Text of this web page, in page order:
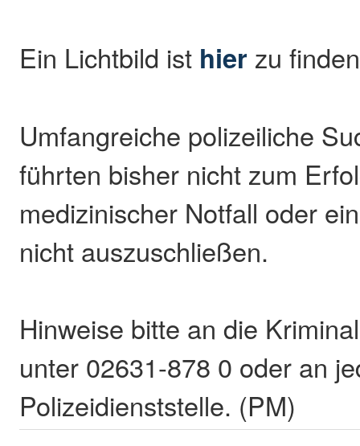
Ein Lichtbild ist hier zu
Umfangreiche polizeiliche
führten bisher nicht zum
medizinischer Notfall oder
nicht auszuschließen.
Hinweise bitte an die
unter 02631-878 0 oder an
Polizeidienststelle. (PM)